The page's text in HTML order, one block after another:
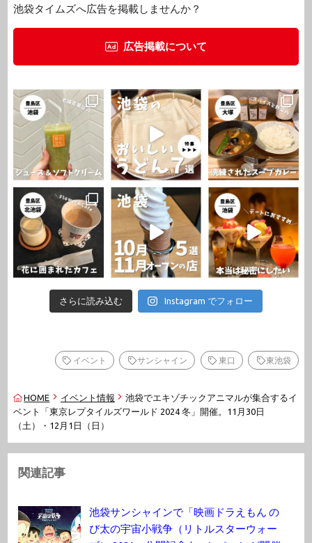
池袋タイムズへ広告を掲載しませんか？
広告掲載について
さらに読み込む Instagram でフォロー
イベント サンシャイン 東口 東池袋
HOME イベント情報
池袋でエキゾチックアニマルが集合するイ
ベント「東京レプタイルズワールド 2024 冬」開催。11月30日
（土）・12月1日（日）
関連記事
池袋サンシャインで「映画ドラえもん の
び太の宇宙小戦争（リトルスターウォー